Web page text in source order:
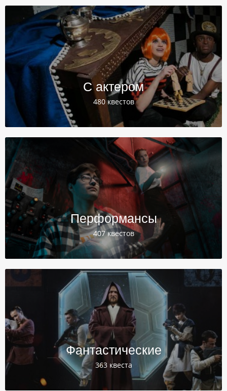
С актером
480 квестов
Перформансы
407 квестов
Фантастические
363 квеста